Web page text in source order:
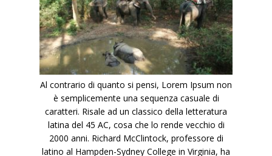
Al contrario di quanto si pensi, Lorem Ipsum non
è semplicemente una sequenza casuale di
caratteri. Risale ad un classico della letteratura
latina del 45 AC, cosa che lo rende vecchio di
2000 anni. Richard McClintock, professore di
latino al Hampden-Sydney College in Virginia, ha